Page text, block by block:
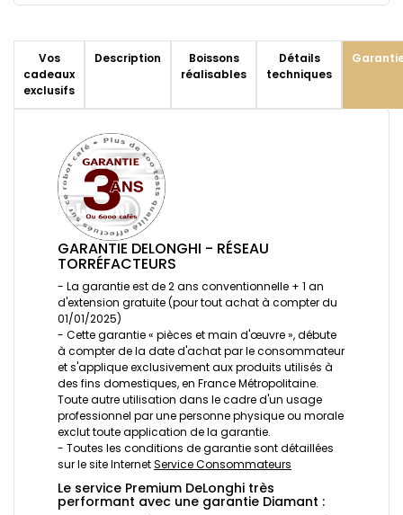
Vos
cadeaux
exclusifs
Description
Boissons
réalisables
Détails
techniques
GARANTIE DELONGHI - RÉSEAU
TORRÉFACTEURS
- La garantie est de 2 ans conventionnelle + 1 an
d'extension gratuite (pour tout achat à compter du
01/01/2025)
- Cette garantie « pièces et main d'œuvre », débute
à compter de la date d'achat par le consommateur
et s'applique exclusivement aux produits utilisés à
des fins domestiques, en France Métropolitaine.
Toute autre utilisation dans le cadre d'un usage
professionnel par une personne physique ou morale
exclut toute application de la garantie.
- Toutes les conditions de garantie sont détaillées
sur le site InternetService Consommateurs
Le service Premium DeLonghi très
performant avec une garantie Diamant :